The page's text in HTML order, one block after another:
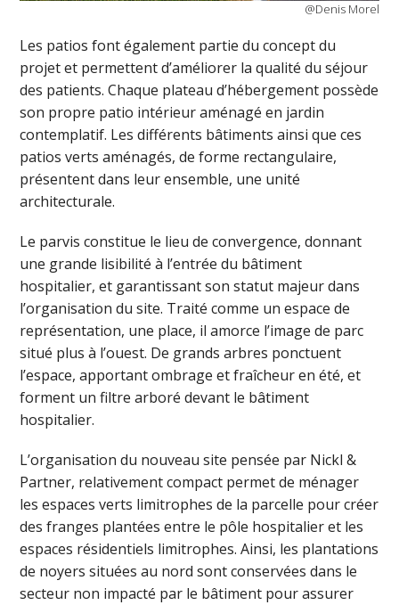
@Denis Morel
Les patios font également partie du concept du
projet et permettent d’améliorer la qualité du séjour
des patients. Chaque plateau d’hébergement possède
son propre patio intérieur aménagé en jardin
contemplatif. Les différents bâtiments ainsi que ces
patios verts aménagés, de forme rectangulaire,
présentent dans leur ensemble, une unité
architecturale.
Le parvis constitue le lieu de convergence, donnant
une grande lisibilité à l’entrée du bâtiment
hospitalier, et garantissant son statut majeur dans
l’organisation du site. Traité comme un espace de
représentation, une place, il amorce l’image de parc
situé plus à l’ouest. De grands arbres ponctuent
l’espace, apportant ombrage et fraîcheur en été, et
forment un filtre arboré devant le bâtiment
hospitalier.
L’organisation du nouveau site pensée par Nickl &
Partner, relativement compact permet de ménager
les espaces verts limitrophes de la parcelle pour créer
des franges plantées entre le pôle hospitalier et les
espaces résidentiels limitrophes. Ainsi, les plantations
de noyers situées au nord sont conservées dans le
secteur non impacté par le bâtiment pour assurer